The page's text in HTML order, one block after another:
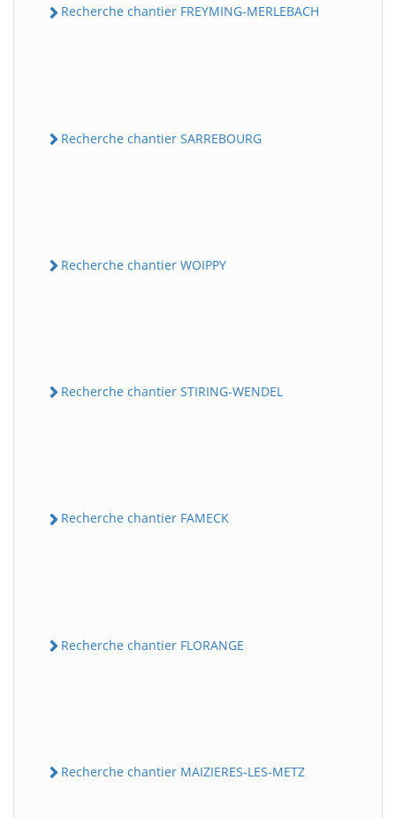
Recherche chantier FREYMING-MERLEBACH
Recherche chantier SARREBOURG
Recherche chantier WOIPPY
Recherche chantier STIRING-WENDEL
Recherche chantier FAMECK
Recherche chantier FLORANGE
Recherche chantier MAIZIERES-LES-METZ